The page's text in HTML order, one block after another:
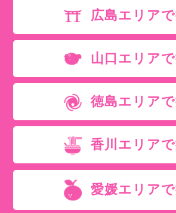
広島エリア
山口エリア
徳島エリア
香川エリア
愛媛エリア